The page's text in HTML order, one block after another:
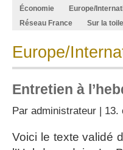
Économie
Europe/
Réseau France
Sur la toile
Europe/
Entretien à
Par administrateur | 13.
Voici le texte validé